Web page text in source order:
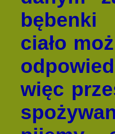
bębenki
ciało
więc